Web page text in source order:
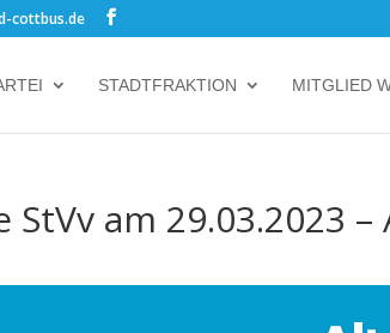
cottbus.de
STADTFRAKTION MITGLIED
StVv am 29.03.2023